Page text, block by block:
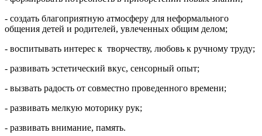
- создать благоприятную атмосферу для неформального
общения детей и родителей, увлеченных общим делом;
- воспитывать интерес к творчеству, любовь к ручному труду;
- развивать эстетический вкус, сенсорный опыт;
- вызвать радость от совместно проведенного времени;
- развивать мелкую моторику рук;
- развивать внимание, память.